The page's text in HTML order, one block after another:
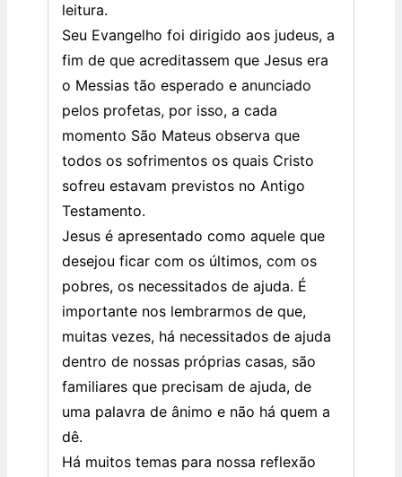
leitura.
Seu Evangelho foi dirigido aos judeus, a
fim de que acreditassem que Jesus era
o Messias tão esperado e anunciado
pelos profetas, por isso, a cada
momento São Mateus observa que
todos os sofrimentos os quais Cristo
sofreu estavam previstos no Antigo
Testamento.
Jesus é apresentado como aquele que
desejou ficar com os últimos, com os
pobres, os necessitados de ajuda. É
importante nos lembrarmos de que,
muitas vezes, há necessitados de ajuda
dentro de nossas próprias casas, são
familiares que precisam de ajuda, de
uma palavra de ânimo e não há quem a
dê.
Há muitos temas para nossa reflexão